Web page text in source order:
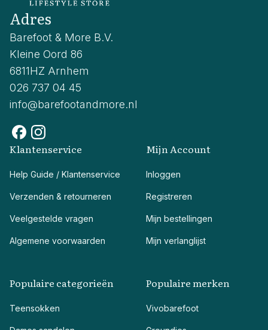
Adres
Barefoot & More B.V.
Kleine Oord 86
6811HZ Arnhem
026 737 04 45
info@barefootandmore.nl
Klantenservice
Help Guide / Klantenservice
Verzenden & retourneren
Veelgestelde vragen
Algemene voorwaarden
Mijn Account
Inloggen
Registreren
Mijn bestellingen
Mijn verlanglijst
Populaire categorieën
Teensokken
Populaire merken
Vivobarefoot